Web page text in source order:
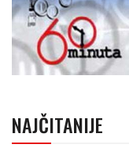
NAJČITANIJE